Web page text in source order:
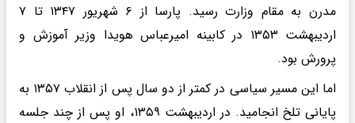
مدرن به مقام وزارت رسید. پارسا از ۶ شهریور ۱۳۴۷ تا ۷
اردیبهشت ۱۳۵۳ در کابینه امیرعباس هویدا وزیر آموزش و
پرورش بود.
اما این مسیر سیاسی در کمتر از دو سال پس از انقلاب ۱۳۵۷ به
پایانی تلخ انجامید. در اردیبهشت ۱۳۵۹، او پس از چند جلسه